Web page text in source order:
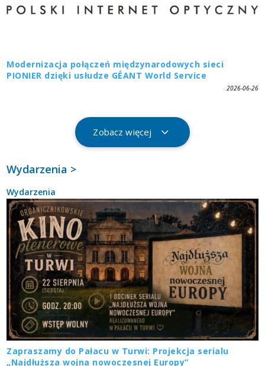
Modernizacja połączeń międzynarodowych sieci
PIONIER dzięki usłudze GÉANT World Service
2026-06-26
Zobacz więcej
Wydarzenia >
Wydarzenia
Zapraszamy do Pałacu w Turwi: Projekcja serialu
„Najdłuższa wojna nowoczesnej Europy”